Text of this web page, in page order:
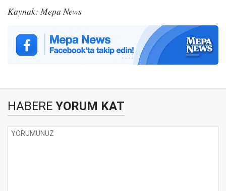
Kaynak: Mepa News
HABERE YORUM KAT